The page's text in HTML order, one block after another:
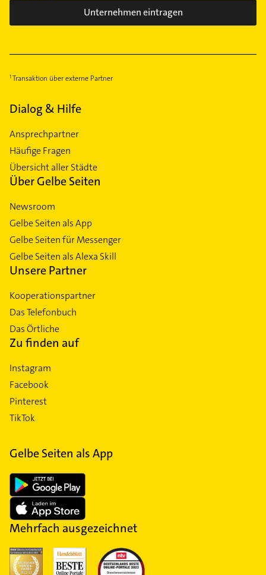
Unternehmen eintragen
Transaktion über externe Partner
Dialog & Hilfe
Ansprechpartner
Häufige Fragen
Übersicht aller Städte
Über Gelbe Seiten
Newsroom
Gelbe Seiten als App
Gelbe Seiten für Messenger
Gelbe Seiten als Alexa Skill
Unsere Partner
Kooperationspartner
Das Telefonbuch
Das Örtliche
Zu finden auf
Instagram
Facebook
Pinterest
TikTok
Gelbe Seiten als App
Mehrfach ausgezeichnet